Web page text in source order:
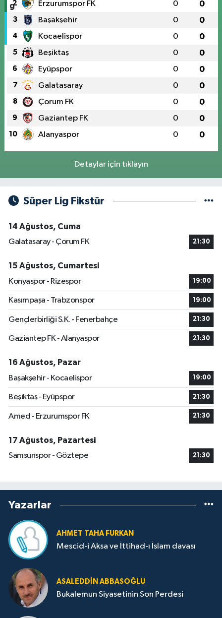
2 Erzurumspor FK 0 0
3 Başakşehir 0 0
4 Kocaelispor 0 0
5 Beşiktaş 0 0
6 Eyüpspor 0 0
7 Galatasaray 0 0
8 Çorum FK 0 0
9 Gaziantep FK 0 0
10 Alanyaspor 0 0
Detaylar için tıklayın
Süper Lig Fikstür
14 Ağustos, Cuma
Galatasaray - Çorum FK
21:30
15 Ağustos, Cumartesi
Konyaspor - Rizespor
19:00
Kasımpaşa - Trabzonspor 19:00
Gençlerbirliği S.K. - Fenerbahçe 21:30
Gaziantep FK - Alanyaspor 21:30
16 Ağustos, Pazar
Başakşehir - Kocaelispor
19:00
Beşiktaş - Eyüpspor 21:30
Amed - Erzurumspor FK 21:30
17 Ağustos, Pazartesi
Samsunspor - Göztepe
21:30
Yazarlar
AHMET TAHA FURKAN
Mescid-i Aksa ve İttihad-ı İslam davası
ASALEDDIN ABBASOĞLU
Bukalemun Siyasetinin Son Perdesi